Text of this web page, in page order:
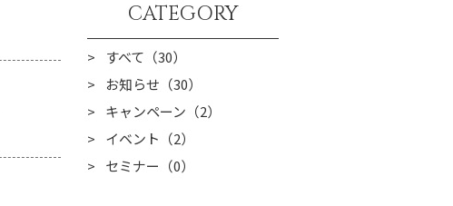
CATEGORY
すべて（30）
お知らせ（30）
キャンペーン（2）
イベント（2）
セミナー（0）